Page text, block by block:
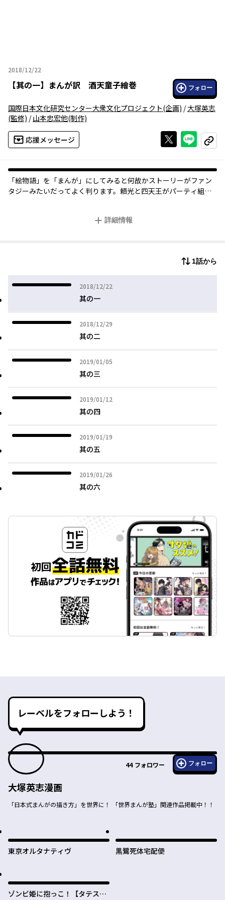
2018/12/22
2018年12月22日
【其の一】 まんが訳 酒天童子繪巻 フォロー
国際日本文化研究センター大衆文化プロジェクト(企画) /大塚英志
(監修) /山本忠宏他(制作)
応援メッセージ Xで投稿する
ライン
コピー
「絵物語」を「まんが」にしてみると何故かストーリーがファン
タジーみたいだってよく判ります。頼光と四天王がパーティ組ん
詳細情報
1話から
2018/12/22
2018年12月22日
其の一
2018/12/29
2018年12月29日
其の二
2019/01/05
2019年01月05日
其の三
2019/01/12
2019年01月12日
其の四
2019/01/19
2019年01月19日
其の五
2019/01/26
2019年01月26日
其の六
レーベルをフォローしよう！
44 フォロワー フォロー
大塚英志漫画
「日本式まんがの描き方」を世界に！ 「世界まんが塾」関連作品掲載中！！
東京オルタナティヴ 黒鷺死体宅配便
ゾンビ姫に抱っこ！【タテス